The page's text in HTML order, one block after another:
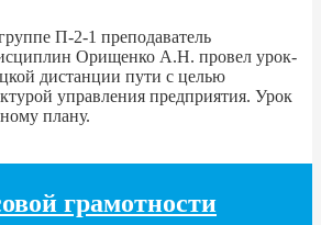
П-2-1 преподаватель
Орищенко А.Н. провел урок-
дистанции пути с целью
управления предприятия. Урок
плану.
грамотности